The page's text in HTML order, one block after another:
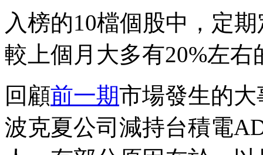
入榜的10檔個股中，定
較上個月大多有20%左右
回顧前一期市場發生的
波克夏公司減持台積電